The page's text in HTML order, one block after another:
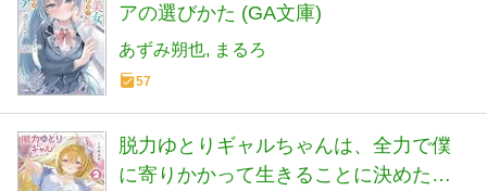
アの選びかた (GA文庫)
あずみ朔也 まるろ
57
脱力ゆとりギャルちゃんは、全力で僕
に寄りかかって生きることに決めた。 2